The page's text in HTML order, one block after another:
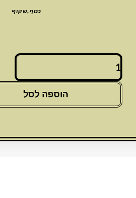
כסף,שקוף
כמות
של
מזוזה
שקופה
"כותל"
הוספה לסל